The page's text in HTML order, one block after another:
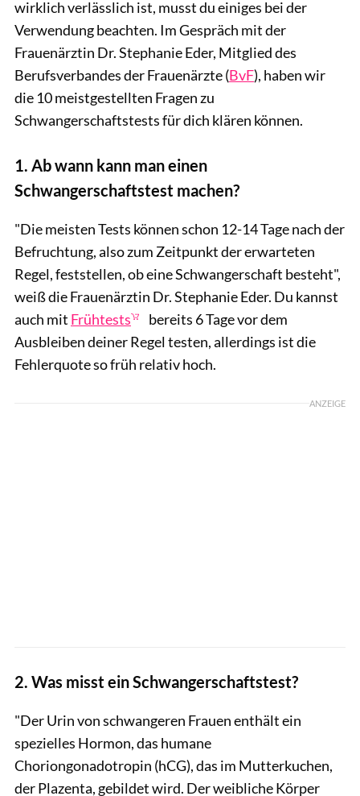
wirklich verlässlich ist, musst du einiges bei der
Verwendung beachten. Im Gespräch mit der
Frauenärztin Dr. Stephanie Eder, Mitglied des
Berufsverbandes der Frauenärzte (BvF), haben wir
die 10 meistgestellten Fragen zu
Schwangerschaftstests für dich klären können.
1. Ab wann kann man einen
Schwangerschaftstest machen?
"Die meisten Tests können schon 12-14 Tage nach der
Befruchtung, also zum Zeitpunkt der erwarteten
Regel, feststellen, ob eine Schwangerschaft besteht",
weiß die Frauenärztin Dr. Stephanie Eder. Du kannst
auch mit Frühtests
bereits 6 Tage vor dem
Ausbleiben deiner Regel testen, allerdings ist die
Fehlerquote so früh relativ hoch.
ANZEIGE
2. Was misst ein Schwangerschaftstest?
"Der Urin von schwangeren Frauen enthält ein
spezielles Hormon, das humane
Choriongonadotropin (hCG), das im Mutterkuchen,
der Plazenta, gebildet wird. Der weibliche Körper